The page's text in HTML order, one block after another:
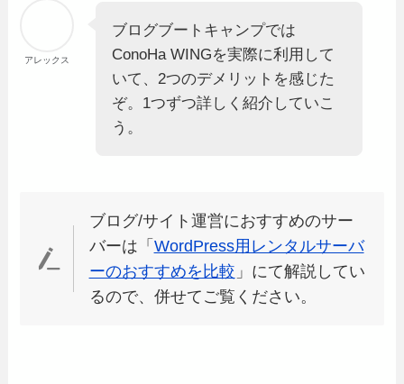
アレックス
ブログブートキャンプでは
ConoHa WINGを実際に利用して
いて、2つのデメリットを感じた
ぞ。1つずつ詳しく紹介していこ
う。
ブログ/サイト運営におすすめのサー
バーは「 WordPress用レンタルサーバ
ーのおすすめを比較 」にて解説してい
るので、併せてご覧ください。